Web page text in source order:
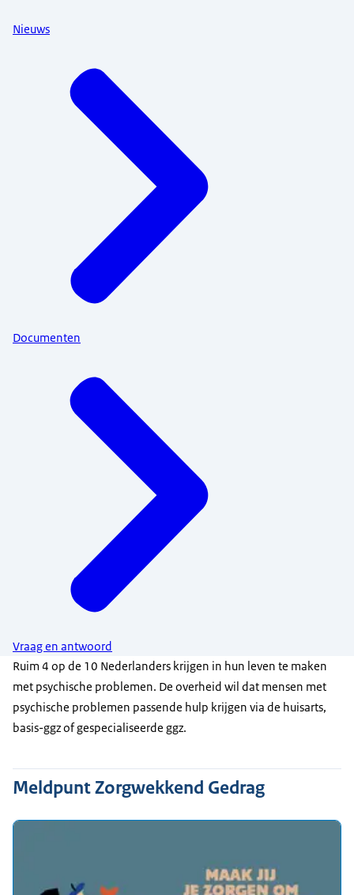
Nieuws
Documenten
Vraag en antwoord
Ruim 4 op de 10 Nederlanders krijgen in hun leven te maken
met psychische problemen. De overheid wil dat mensen met
psychische problemen passende hulp krijgen via de huisarts,
basis-ggz of gespecialiseerde ggz.
Meldpunt Zorgwekkend Gedrag